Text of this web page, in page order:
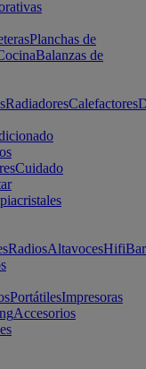
Planchas de
Balanzas de
RadiadoresCalefactores
Cuidado
RadiosAltavocesHifi
PortátilesImpresoras
Accesorios